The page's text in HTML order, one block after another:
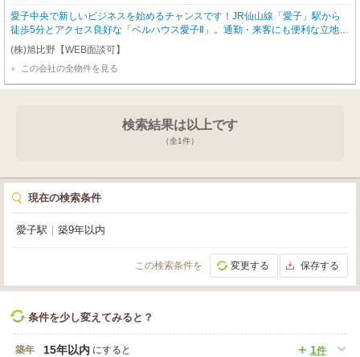
愛子中央で新しいビジネスを始めるチャンスです！JR仙山線「愛子」駅から
徒歩5分とアクセス良好な「ベルハウス愛子Ⅱ」。通勤・来客にも便利な立地が
魅力です。室内にトイレ、流し台あり。周辺にはコンビニやスーパー、銀行、
郵便局などが揃い、日々の業務や生活をサポートしてくれます。広々とした5
6.72㎡の空間は、教育・スクールや事務所として理想的。エアコン完備で、快
適な環境で業務に集中していただけます。詳細はお気軽にお問い合わせくださ
(株)旭比野【WEB面談可】
この会社の全物件を見る
検索結果は以上です
（全1件）
現在の検索条件
愛子駅 築9年以内
この検索条件を 変更する 保存する
条件を少し変えてみると？
築年 1件
15年以内 にすると